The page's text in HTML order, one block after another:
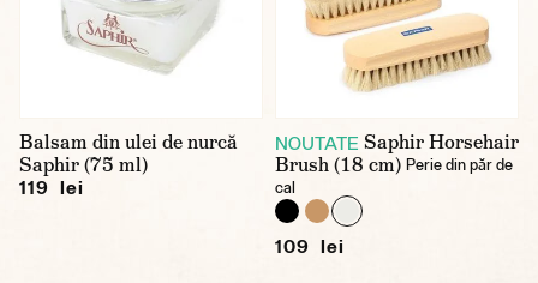
Balsam din ulei de nurcă
Saphir (75 ml)
119 lei
NOUTATE Saphir Horsehair
Brush (18 cm) Perie din păr de
cal
109 lei